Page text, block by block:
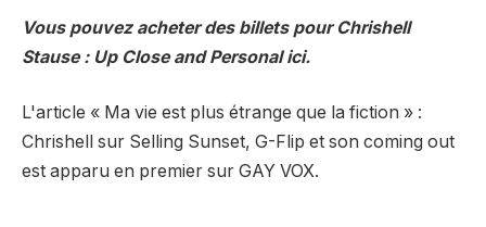
Vous pouvez acheter des billets pour Chrishell
Stause : Up Close and Personal ici.
L'article « Ma vie est plus étrange que la fiction » :
Chrishell sur Selling Sunset, G-Flip et son coming out
est apparu en premier sur GAY VOX.